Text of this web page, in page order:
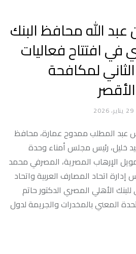
الله محافظ البنك
في افتتاح فعاليات
لمكافحة
29 يناير، 2026
عبد المطلب ممدوح عمارة، محافظ
خليل، رئيس مجلس أمناء وحدة
الإرهاب المصرية، المصرفي محمد
اتحاد المصارف العربية واتحاد
الأهلي المصري الدكتور حاتم
المعني بالمخدرات والجريمة لدول